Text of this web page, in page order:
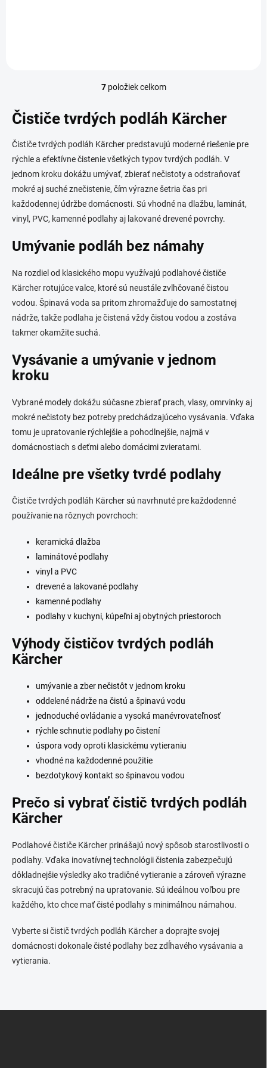
O
l
á
a
c
i
e
p
r
v
v
p
i
u
7položiek celkom
Čističe tvrdých podláh Kärcher
Čističe tvrdých podláh Kärcher predstavujú moderné riešenie pre
rýchle a efektívne čistenie všetkých typov tvrdých podláh. V
jednom kroku dokážu umývať, zbierať nečistoty a odstraňovať
mokré aj suché znečistenie, čím výrazne šetria čas pri
každodennej údržbe domácnosti. Sú vhodné na dlažbu, laminát,
vinyl, PVC, kamenné podlahy aj lakované drevené povrchy.
Umývanie podláh bez námahy
Na rozdiel od klasického mopu využívajú podlahové čističe
Kärcher rotujúce valce, ktoré sú neustále zvlhčované čistou
vodou. Špinavá voda sa pritom zhromažďuje do samostatnej
nádrže, takže podlaha je čistená vždy čistou vodou a zostáva
takmer okamžite suchá.
Vysávanie a umývanie v jednom
kroku
Vybrané modely dokážu súčasne zbierať prach, vlasy, omrvinky aj
mokré nečistoty bez potreby predchádzajúceho vysávania. Vďaka
tomu je upratovanie rýchlejšie a pohodlnejšie, najmä v
domácnostiach s deťmi alebo domácimi zvieratami.
Ideálne pre všetky tvrdé podlahy
Čističe tvrdých podláh Kärcher sú navrhnuté pre každodenné
používanie na rôznych povrchoch:
keramická dlažba
laminátové podlahy
vinyl a PVC
drevené a lakované podlahy
kamenné podlahy
podlahy v kuchyni, kúpeľni aj obytných priestoroch
Výhody čističov tvrdých podláh
Kärcher
umývanie a zber nečistôt v jednom kroku
oddelené nádrže na čistú a špinavú vodu
jednoduché ovládanie a vysoká manévrovateľnosť
rýchle schnutie podlahy po čistení
úspora vody oproti klasickému vytieraniu
vhodné na každodenné použitie
bezdotykový kontakt so špinavou vodou
Prečo si vybrať čistič tvrdých podláh
Kärcher
Podlahové čističe Kärcher prinášajú nový spôsob starostlivosti o
podlahy. Vďaka inovatívnej technológii čistenia zabezpečujú
dôkladnejšie výsledky ako tradičné vytieranie a zároveň výrazne
skracujú čas potrebný na upratovanie. Sú ideálnou voľbou pre
každého, kto chce mať čisté podlahy s minimálnou námahou.
Vyberte si čistič tvrdých podláh Kärcher a doprajte svojej
domácnosti dokonale čisté podlahy bez zdĺhavého vysávania a
vytierania.